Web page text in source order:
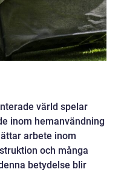
värld spelar
inom hemanvändning
arbete inom
och många
betydelse blir